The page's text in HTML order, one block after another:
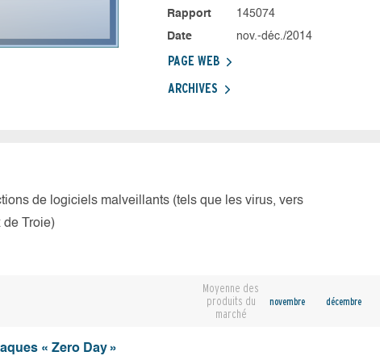
Rapport
145074
Date
nov.-déc./2014
PAGE WEB
ARCHIVES
de logiciels malveillants (tels que les virus, vers
de Troie)
Moyenne des
produits du
marché
novembre décembre
« Zero Day »